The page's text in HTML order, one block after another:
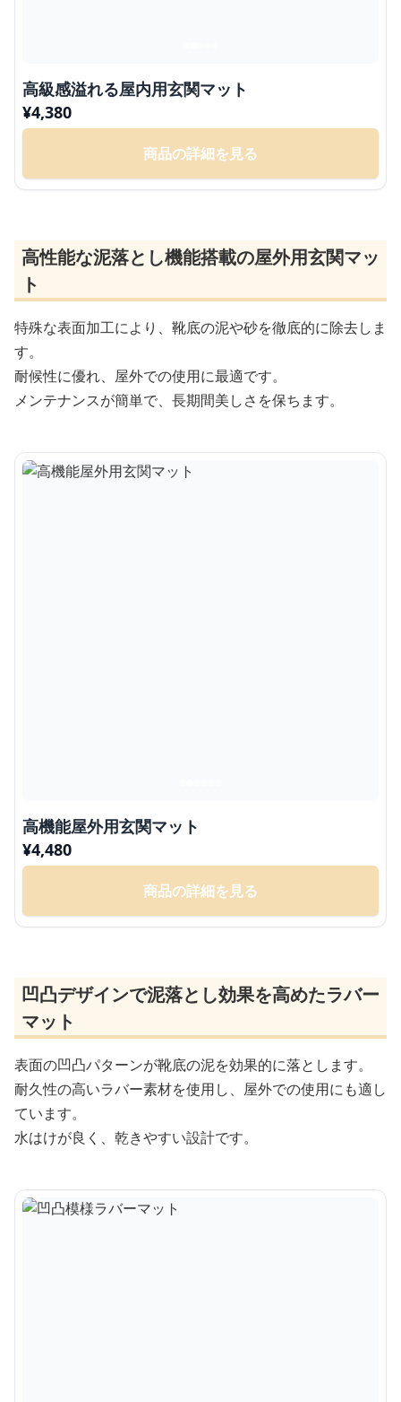
高級感溢れる屋内用玄関マット
¥4,380
商品の詳細を見る
高性能な泥落とし機能搭載の屋外用玄関マッ
ト
特殊な表面加工により、靴底の泥や砂を徹底的に除去しま
す。
耐候性に優れ、屋外での使用に最適です。
メンテナンスが簡単で、長期間美しさを保ちます。
高機能屋外用玄関マット
¥4,480
商品の詳細を見る
凹凸デザインで泥落とし効果を高めたラバー
マット
表面の凹凸パターンが靴底の泥を効果的に落とします。
耐久性の高いラバー素材を使用し、屋外での使用にも適し
ています。
水はけが良く、乾きやすい設計です。